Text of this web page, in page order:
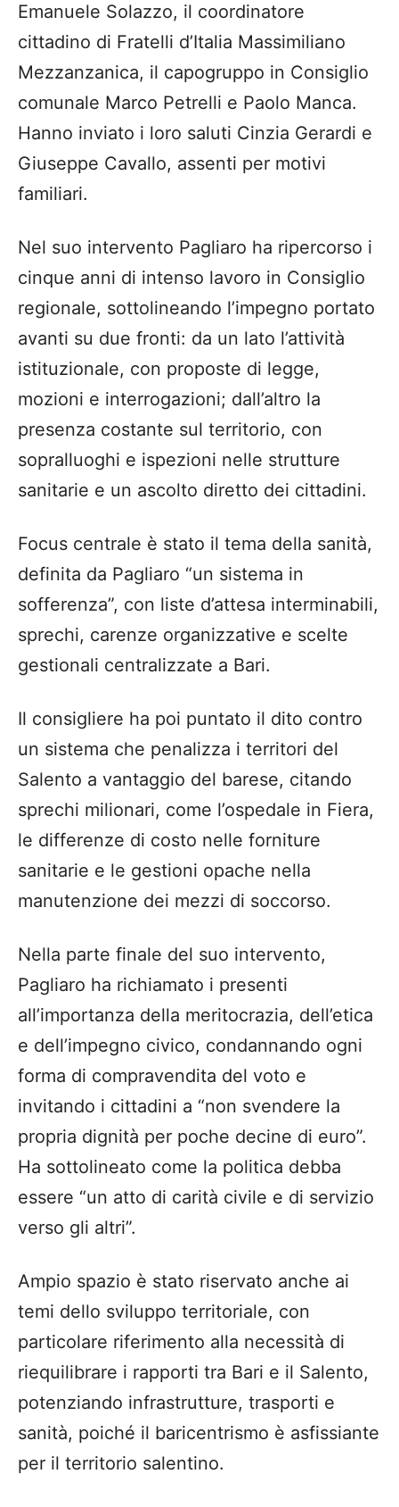
Emanuele Solazzo, il coordinatore
cittadino di Fratelli d’Italia Massimiliano
Mezzanzanica, il capogruppo in Consiglio
comunale Marco Petrelli e Paolo Manca.
Hanno inviato i loro saluti Cinzia Gerardi e
Giuseppe Cavallo, assenti per motivi
familiari.
Nel suo intervento Pagliaro ha ripercorso i
cinque anni di intenso lavoro in Consiglio
regionale, sottolineando l’impegno portato
avanti su due fronti: da un lato l’attività
istituzionale, con proposte di legge,
mozioni e interrogazioni; dall’altro la
presenza costante sul territorio, con
sopralluoghi e ispezioni nelle strutture
sanitarie e un ascolto diretto dei cittadini.
Focus centrale è stato il tema della sanità,
definita da Pagliaro “un sistema in
sofferenza”, con liste d’attesa interminabili,
sprechi, carenze organizzative e scelte
gestionali centralizzate a Bari.
Il consigliere ha poi puntato il dito contro
un sistema che penalizza i territori del
Salento a vantaggio del barese, citando
sprechi milionari, come l’ospedale in Fiera,
le differenze di costo nelle forniture
sanitarie e le gestioni opache nella
manutenzione dei mezzi di soccorso.
Nella parte finale del suo intervento,
Pagliaro ha richiamato i presenti
all’importanza della meritocrazia, dell’etica
e dell’impegno civico, condannando ogni
forma di compravendita del voto e
invitando i cittadini a “non svendere la
propria dignità per poche decine di euro”.
Ha sottolineato come la politica debba
essere “un atto di carità civile e di servizio
verso gli altri”.
Ampio spazio è stato riservato anche ai
temi dello sviluppo territoriale, con
particolare riferimento alla necessità di
riequilibrare i rapporti tra Bari e il Salento,
potenziando infrastrutture, trasporti e
sanità, poiché il baricentrismo è asfissiante
per il territorio salentino.